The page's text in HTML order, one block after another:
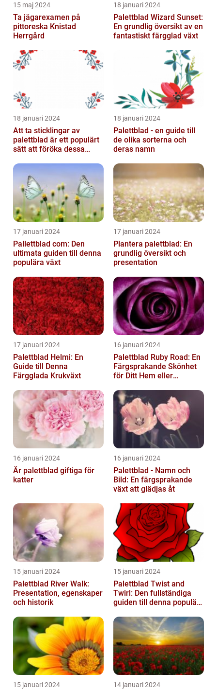
15 maj 2024
Ta jägarexamen på
pittoreska Knistad
Herrgård
18 januari 2024
Palettblad Wizard Sunset:
En grundlig översikt av en
fantastiskt färgglad växt
18 januari 2024
Att ta sticklingar av
palettblad är ett populärt
sätt att föröka dessa
relativt...
18 januari 2024
Palettblad - en guide till
de olika sorterna och
deras namn
17 januari 2024
Pallettblad com: Den
ultimata guiden till denna
populära växt
17 januari 2024
Plantera palettblad: En
grundlig översikt och
presentation
17 januari 2024
Palettblad Helmi: En
Guide till Denna
Färgglada Krukväxt
16 januari 2024
Palettblad Ruby Road: En
Färgsprakande Skönhet
för Ditt Hem eller
16 januari 2024
Är palettblad giftiga för
katter
16 januari 2024
Palettblad - Namn och
Bild: En färgsprakande
växt att glädjas åt
15 januari 2024
Palettblad River Walk:
Presentation, egenskaper
och historik
15 januari 2024
Palettblad Twist and
Twirl: Den fullständiga
guiden till denna populära
15 januari 2024 14 januari 2024